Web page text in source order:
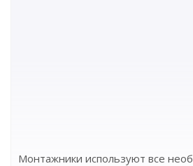
Монтажники используют все